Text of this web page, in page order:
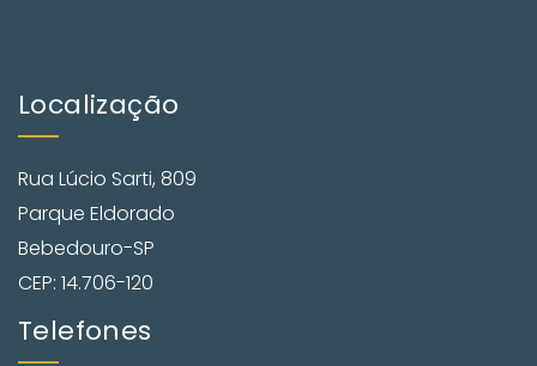
Localização
Rua Lúcio Sarti, 809
Parque Eldorado
Bebedouro-SP
CEP: 14.706-120
Telefones